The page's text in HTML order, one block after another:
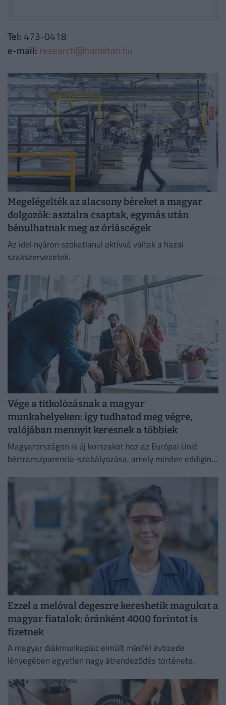
Tel: 473-0418
e-mail: research@hamilton.hu
Megelégelték az alacsony béreket a magyar
dolgozók: asztalra csaptak, egymás után
bénulhatnak meg az óriáscégek
Az idei nyáron szokatlanul aktívvá váltak a hazai
szakszervezetek.
Vége a titkolózásnak a magyar
munkahelyeken: így tudhatod meg végre,
valójában mennyit keresnek a többiek
Magyarországon is új korszakot hoz az Európai Unió
bértranszparencia-szabályozása, amely minden eddiginél
Ezzel a melóval degeszre kereshetik magukat a
magyar fiatalok: óránként 4000 forintot is
fizetnek
A magyar diákmunkapiac elmúlt másfél évtizede
lényegében egyetlen nagy átrendeződés története.